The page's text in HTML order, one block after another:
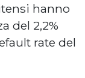
hanno
del 2,2%
rate del